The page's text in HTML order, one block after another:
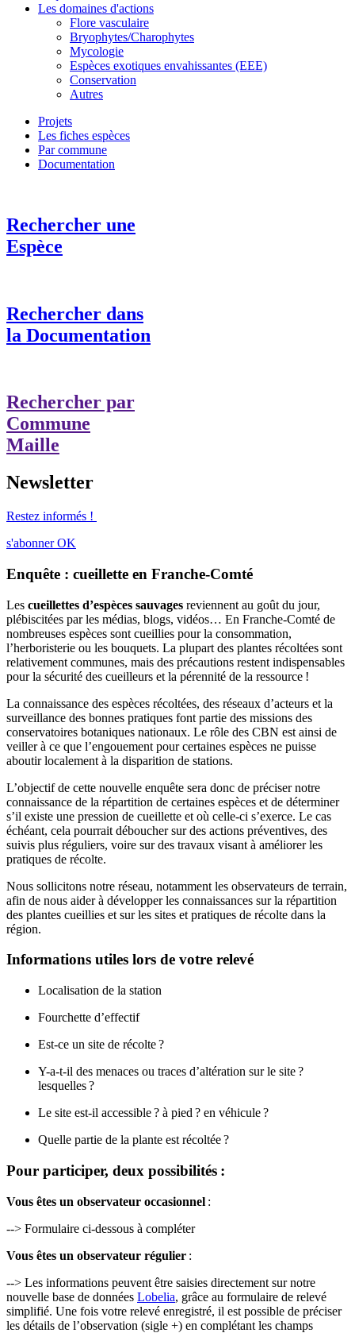
Les domaines d'actions
Flore vasculaire
Bryophytes/Charophytes
Mycologie
Espèces exotiques envahissantes (EEE)
Conservation
Autres
Projets
Les fiches espèces
Par commune
Documentation
Rechercher une
Espèce
Rechercher dans
la Documentation
Rechercher par
Commune
Maille
Newsletter
Restez informés !
s'abonner OK
Enquête : cueillette en Franche-Comté
Les cueillettes d’espèces sauvages reviennent au goût du jour,
plébiscitées par les médias, blogs, vidéos… En Franche-Comté de
nombreuses espèces sont cueillies pour la consommation,
l’herboristerie ou les bouquets. La plupart des plantes récoltées sont
relativement communes, mais des précautions restent indispensables
pour la sécurité des cueilleurs et la pérennité de la ressource !
La connaissance des espèces récoltées, des réseaux d’acteurs et la
surveillance des bonnes pratiques font partie des missions des
conservatoires botaniques nationaux. Le rôle des CBN est ainsi de
veiller à ce que l’engouement pour certaines espèces ne puisse
aboutir localement à la disparition de stations.
L’objectif de cette nouvelle enquête sera donc de préciser notre
connaissance de la répartition de certaines espèces et de déterminer
s’il existe une pression de cueillette et où celle-ci s’exerce. Le cas
échéant, cela pourrait déboucher sur des actions préventives, des
suivis plus réguliers, voire sur des travaux visant à améliorer les
pratiques de récolte.
Nous sollicitons notre réseau, notamment les observateurs de terrain,
afin de nous aider à développer les connaissances sur la répartition
des plantes cueillies et sur les sites et pratiques de récolte dans la
région.
Informations utiles lors de votre relevé
Localisation de la station
Fourchette d’effectif
Est-ce un site de récolte ?
Y-a-t-il des menaces ou traces d’altération sur le site ?
lesquelles ?
Le site est-il accessible ? à pied ? en véhicule ?
Quelle partie de la plante est récoltée ?
Pour participer, deux possibilités :
Vous êtes un observateur occasionnel :
--> Formulaire ci-dessous à compléter
Vous êtes un observateur régulier :
--> Les informations peuvent être saisies directement sur notre
nouvelle base de données Lobelia, grâce au formulaire de relevé
simplifié. Une fois votre relevé enregistré, il est possible de préciser
les détails de l’observation (sigle +) en complétant les champs